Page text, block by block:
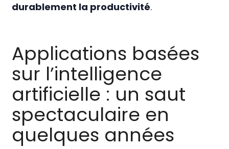
durablement la productivité.
Applications basées
sur l’intelligence
artificielle : un saut
spectaculaire en
quelques années